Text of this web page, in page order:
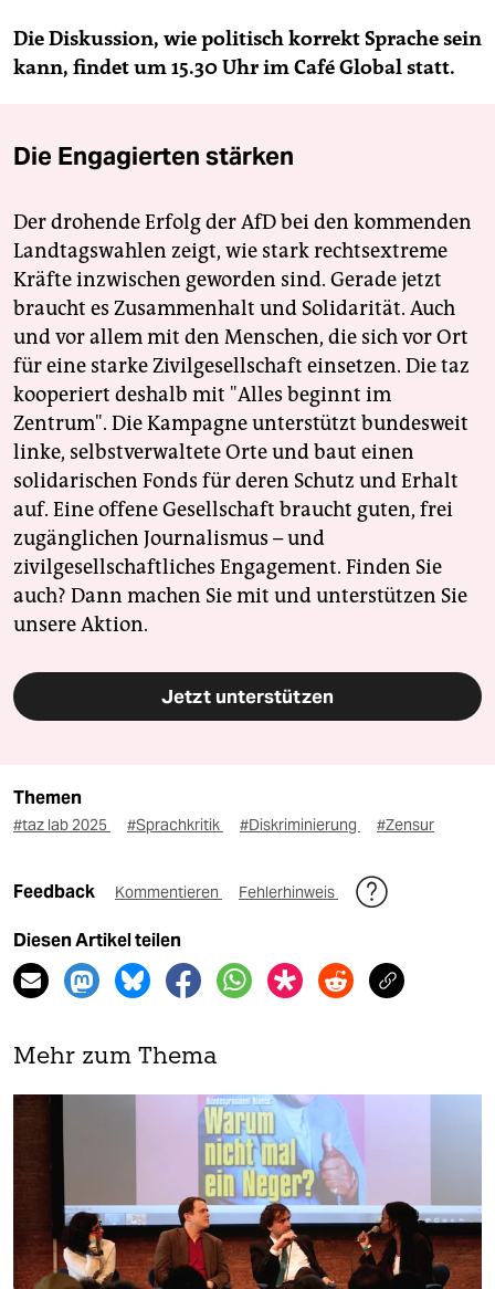
Die Diskussion, wie politisch korrekt Sprache sein
kann, findet um 15.30 Uhr im Café Global statt.
Die Engagierten stärken
Der drohende Erfolg der AfD bei den kommenden
Landtagswahlen zeigt, wie stark rechtsextreme
Kräfte inzwischen geworden sind. Gerade jetzt
braucht es Zusammenhalt und Solidarität. Auch
und vor allem mit den Menschen, die sich vor Ort
für eine starke Zivilgesellschaft einsetzen. Die taz
kooperiert deshalb mit "Alles beginnt im
Zentrum". Die Kampagne unterstützt bundesweit
linke, selbstverwaltete Orte und baut einen
solidarischen Fonds für deren Schutz und Erhalt
auf. Eine offene Gesellschaft braucht guten, frei
zugänglichen Journalismus – und
zivilgesellschaftliches Engagement. Finden Sie
auch? Dann machen Sie mit und unterstützen Sie
unsere Aktion.
Jetzt unterstützen
Themen
#taz lab 2025 #Sprachkritik #Diskriminierung #Zensur
Feedback Kommentieren Fehlerhinweis
Diesen Artikel teilen
Mehr zum Thema